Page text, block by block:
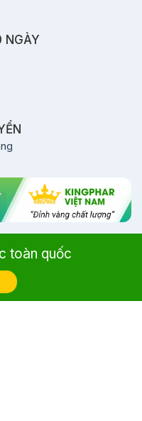
NGÀY
toàn quốc